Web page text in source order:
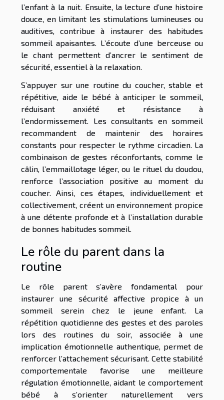
l’enfant à la nuit. Ensuite, la lecture d’une histoire
douce, en limitant les stimulations lumineuses ou
auditives, contribue à instaurer des habitudes
sommeil apaisantes. L’écoute d’une berceuse ou
le chant permettent d’ancrer le sentiment de
sécurité, essentiel à la relaxation.
S’appuyer sur une routine du coucher, stable et
répétitive, aide le bébé à anticiper le sommeil,
réduisant anxiété et résistance à
l’endormissement. Les consultants en sommeil
recommandent de maintenir des horaires
constants pour respecter le rythme circadien. La
combinaison de gestes réconfortants, comme le
câlin, l’emmaillotage léger, ou le rituel du doudou,
renforce l’association positive au moment du
coucher. Ainsi, ces étapes, individuellement et
collectivement, créent un environnement propice
à une détente profonde et à l’installation durable
de bonnes habitudes sommeil.
Le rôle du parent dans la
routine
Le rôle parent s’avère fondamental pour
instaurer une sécurité affective propice à un
sommeil serein chez le jeune enfant. La
répétition quotidienne des gestes et des paroles
lors des routines du soir, associée à une
implication émotionnelle authentique, permet de
renforcer l’attachement sécurisant. Cette stabilité
comportementale favorise une meilleure
régulation émotionnelle, aidant le comportement
bébé à s’orienter naturellement vers